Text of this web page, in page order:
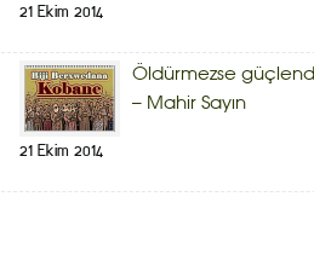
21 Ekim 2014
Öldürmezse
– Mahir Sayın
21 Ekim 2014